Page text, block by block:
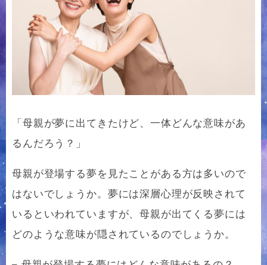
「母親が夢に出てきたけど、一体どんな意味があ
るんだろう？」
母親が登場する夢を見たことがある方は多いので
はないでしょうか。夢には深層心理が反映されて
いるといわれていますが、母親が出てくる夢には
どのような意味が隠されているのでしょうか。